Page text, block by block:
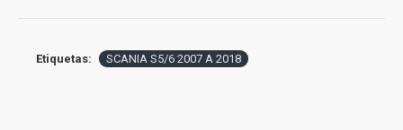
Etiquetas: SCANIA S5/6 2007 A 2018